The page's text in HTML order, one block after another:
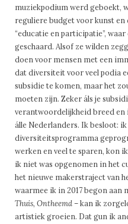
muziekpodium werd geboekt,
reguliere budget voor kunst en
“educatie en participatie”,
geschaard. Alsof ze wilden
doen voor mensen met een
dat diversiteit voor veel podia
subsidie te komen, maar het
moeten zijn. Zeker áls je
verantwoordelijkheid breed
álle Nederlanders. Ik besloot:
diversiteitsprogramma
werken en veel te sparen, kon
ik niet was opgenomen in het
het nieuwe makerstraject van
waarmee ik in 2017 begon
Thuis, Ontheemd– kan ik
artistiek groeien. Dat gun ik